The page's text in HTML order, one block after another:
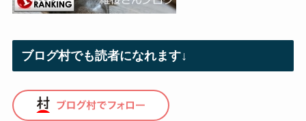
ブログ村でも読者になれます↓